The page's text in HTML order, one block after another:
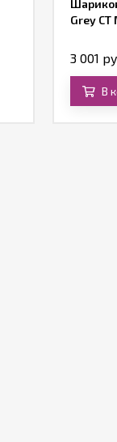
Grey
3 001
В